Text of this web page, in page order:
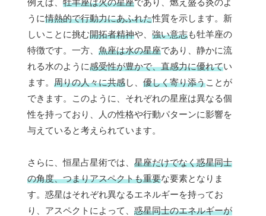
例えば、 牡羊座は火の星座であり、燃え盛る炎のよ
うに情熱的で行動力にあふれた性質を示します。新
しいことに挑む開拓者精神や、 強い意志も牡羊座の
特徴です。一方、 魚座は水の星座であり、静かに流
れる水のように感受性が豊かで、直感力に優れてい
ます。 周りの人々に共感し、 優しく寄り添うことが
できます。このように、それぞれの星座は異なる個
性を持っており、人の性格や行動パターンに影響を
与えていると考えられています。
さらに、恒星占星術では、 星座だけでなく惑星同士
の角度、つまりアスペクトも重要な要素となりま
す。惑星はそれぞれ異なるエネルギーを持ってお
り、アスペクトによって、 惑星同士のエネルギーが